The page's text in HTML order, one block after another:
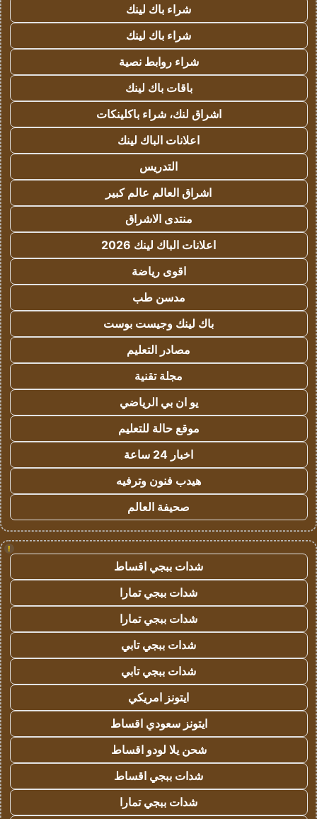
شراء باك لينك
شراء باك لينك
شراء روابط نصية
باقات باك لينك
اشراق لنك، شراء باكلينكات
اعلانات الباك لينك
التدريس
اشراق العالم عالم كبير
منتدى الاشراق
اعلانات الباك لينك 2026
اقوى رياضة
مدسن طب
باك لينك وجيست بوست
مصادر التعليم
مجلة تقنية
يو ان بي الرياضي
موقع حالة للتعليم
اخبار 24 ساعة
هيدب فنون وترفيه
صحيفة العالم
!
شدات ببجي اقساط
شدات ببجي تمارا
شدات ببجي تمارا
شدات ببجي تابي
شدات ببجي تابي
ايتونز امريكي
ايتونز سعودي اقساط
شحن يلا لودو اقساط
شدات ببجي اقساط
شدات ببجي تمارا